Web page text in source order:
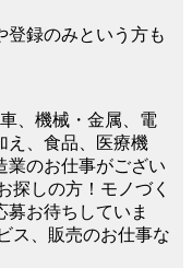
登録のみという方も
、機械・金属、電
え、食品、医療機
業のお仕事がござい
探しの方！モノづく
募お待ちしていま
ス、販売のお仕事な